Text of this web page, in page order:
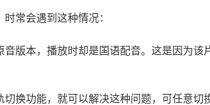
常会遇到这种情况：
音版本，播放时却是国语配音。这是因为该
换功能，就可以解决这种问题，可任意切